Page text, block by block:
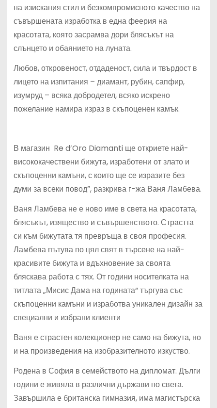
на изискания стил и безкомпромисното качество на
съвършената изработка в една феерия на
красотата, която засрамва дори блясъкът на
слънцето и обаянието на луната.
Любов, откровеност, отдаденост, сила и твърдост в
лицето на изпитания – диамант, рубин, сапфир,
изумруд – всяка добродетел, всяко искрено
пожелание намира израз в скъпоценен камък.
В магазин Re d’Oro Diamanti ще откриете най-
висококачествени бижута, изработени от злато и
скъпоценни камъни, с които ще се изразите без
думи за всеки повод”, разкрива г-жа Ваня Ламбева.
Ваня Ламбева не е ново име в света на красотата,
блясъкът, изящество и съвършенството. Страстта
си към бижутата тя превръща в своя професия.
Ламбева пътува по цял свят в търсене на най-
красивите бижута и вдъхновение за своята
бляскава работа с тях. От години носителката на
титлата „Мисис Дама на годината“ търгува със
скъпоценни камъни и изработва уникален дизайн за
специални и избрани клиенти
Ваня е страстен колекционер не само на бижута, но
и на произведения на изобразителното изкуство.
Родена в София в семейството на дипломат. Дълги
години е живяла в различни държави по света.
Завършила е британска гимназия, има магистърска